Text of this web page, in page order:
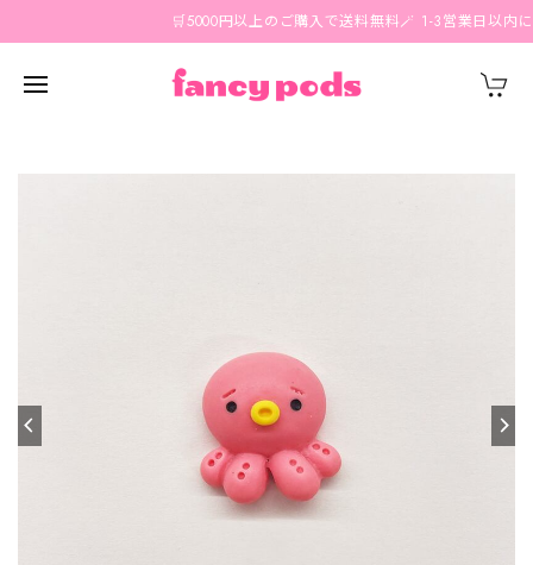
🛒5000円以上のご購入で送料無料🪄 1-3営業日以内に